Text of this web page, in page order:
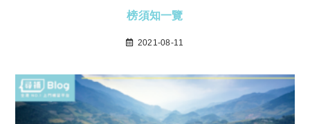
榜須知一覽
2021-08-11